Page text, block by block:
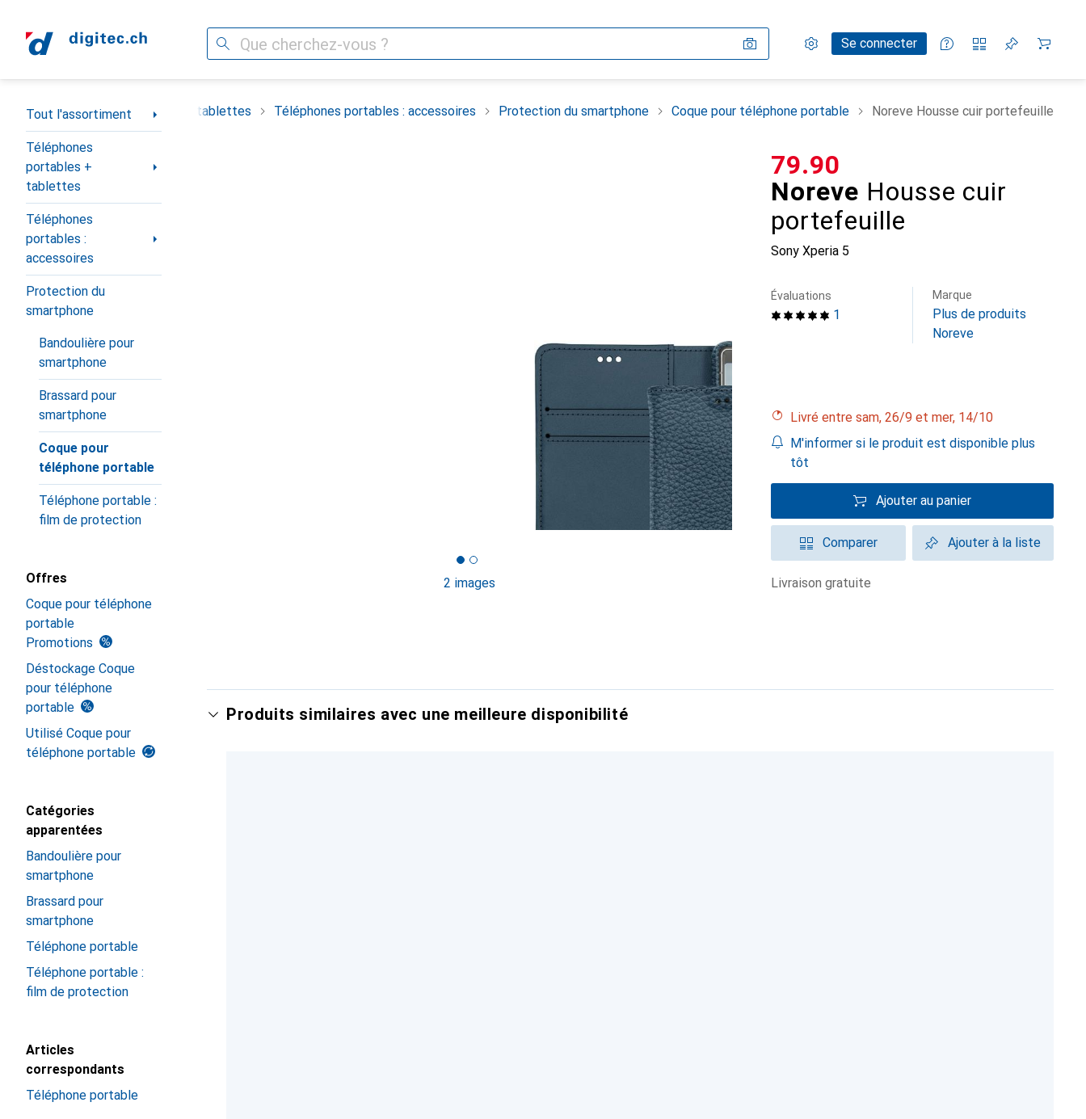
Recherche Paramètres
Compte clientSe connecter
Listes de comparaison
Listes d'envies
Panier
Navigation par catégorie
Tout l'assortiment
Téléphones
portables +
tablettes
Téléphones
portables :
accessoires
Protection du
smartphone
Bandoulière pour
smartphone
Brassard pour
smartphone
Coque pour
téléphone portable
Téléphone portable :
film de protection
Offres
Coque pour téléphone
portable
Promotions
Déstockage Coque
pour téléphone
portable
Utilisé Coque pour
téléphone portable
Catégories
apparentées
Bandoulière pour
smartphone
Brassard pour
smartphone
Téléphone portable
Téléphone portable :
film de protection
Articles
correspondants
Téléphone portable
Téléphones portables + tablettes Téléphones portables : accessoires Protection du smartphone Coque pour téléphone portable Noreve Housse cuir portefeuille
2 images
Noreve Housse cuir
portefeuille
Sony Xperia 5
CHF
79.90
1
Évaluations Marque
Plus de produits
Noreve
Livré entre sam, 26/9 et mer, 14/10
M'informer si le produit est disponible plus
tôt
Ajouter au panier
Comparer Ajouter à la liste
livraison gratuite
Produits similaires avec une meilleure disponibilité